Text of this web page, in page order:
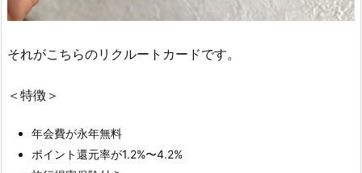
それがこちらのリクルートカードです。
＜特徴＞
年会費が永年無料
ポイント還元率が1.2%〜4.2%